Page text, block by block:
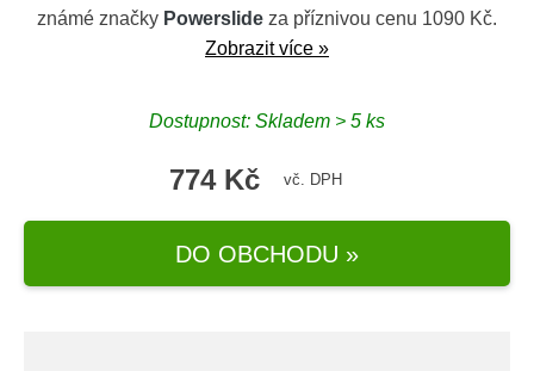
známé značky Powerslide za příznivou cenu 1090 Kč.
Zobrazit více »
Dostupnost: Skladem > 5 ks
774 Kč vč. DPH
DO OBCHODU »